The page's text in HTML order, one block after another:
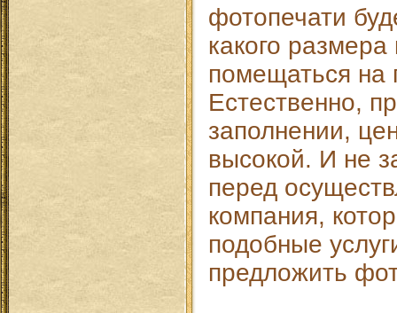
фотопечати
какого
помещаться на
Естественно,
заполнении,
высокой. И не
перед
компания,
подобные
предложить